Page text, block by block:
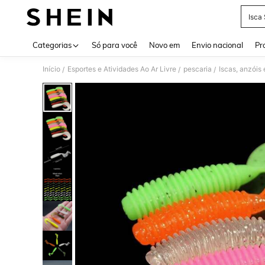
Isca
Categorias Só para você Novo em Envio nacional
Início / Esportes e Atividades Ao Ar Livre / pescaria / Iscas, anzóis